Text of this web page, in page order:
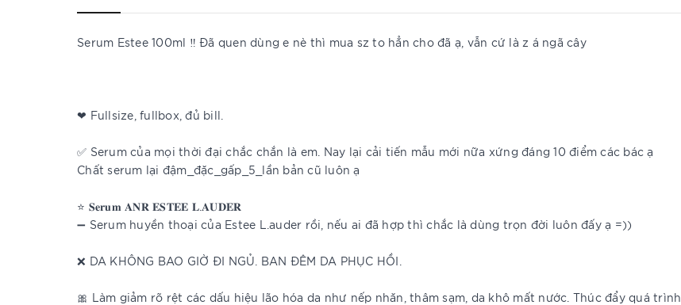
Serum Estee 100ml ‼️ Đã quen dùng e nè thì mua sz to hẳn cho đã ạ, vẫn cứ là z á ngã cây
❤ Fullsize, fullbox, đủ bill.
✅ Serum của mọi thời đại chắc chắn là em. Nay lại cải tiến mẫu mới nữa xứng đáng 10 điểm các bác ạ
Chất serum lại đậm_đặc_gấp_5_lần bản cũ luôn ạ
⭐️ 𝐒𝐞𝐫𝐮𝐦 𝐀𝐍𝐑 𝐄𝐒𝐓𝐄𝐄 𝐋.𝐀𝐔𝐃𝐄𝐑
➖ Serum huyền thoại của Estee L.auder rồi, nếu ai đã hợp thì chắc là dùng trọn đời luôn đấy ạ =))
❌ DA KHÔNG BAO GIỜ ĐI NGỦ. BAN ĐÊM DA PHỤC HỒI.
🎀 Làm giảm rõ rệt các dấu hiệu lão hóa da như nếp nhăn, thâm sạm, da khô mất nước. Thúc đẩy quá